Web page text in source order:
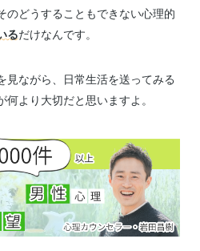
のどうすることもできない心理的
るだけなんです。
見ながら、日常生活を送ってみる
より大切だと思いますよ。